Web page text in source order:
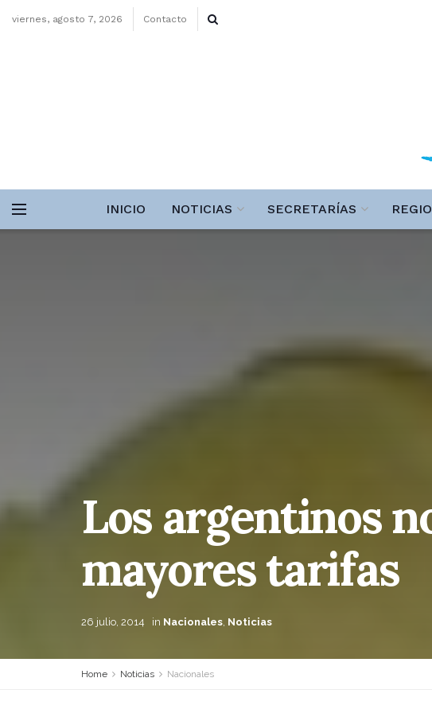
viernes, agosto 7, 2026 Contacto
INICIO NOTICIAS SECRETARÍAS
Los argentinos
mayores tarifas
26 julio, 2014 in Nacionales, Noticias
Home Noticias Nacionales